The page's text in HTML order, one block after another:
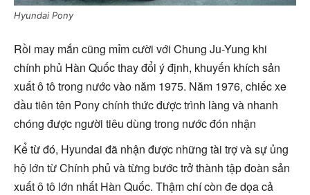
Hyundai Pony
Rồi may mắn cũng mỉm cười với Chung Ju-Yung khi
chính phủ Hàn Quốc thay đổi ý định, khuyến khích sản
xuất ô tô trong nước vào năm 1975. Năm 1976, chiếc xe
đầu tiên tên Pony chính thức được trình làng và nhanh
chóng được người tiêu dùng trong nước đón nhận
Kể từ đó, Hyundai đã nhận được những tài trợ và sự ủng
hộ lớn từ Chính phủ và từng bước trở thành tập đoàn sản
xuất ô tô lớn nhất Hàn Quốc. Thậm chí còn đe dọa cả